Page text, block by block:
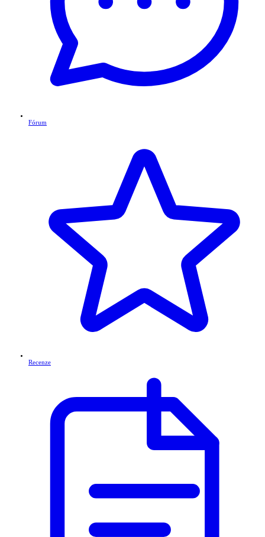
Fórum
Recenze